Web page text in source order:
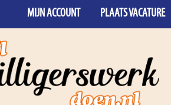
PLAATS VACATURE
MIJN ACCOUNT